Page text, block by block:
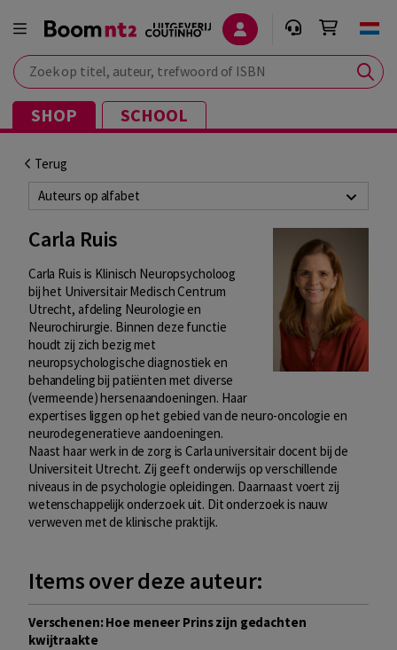
Zoek op titel, auteur, trefwoord of ISBN
SHOP SCHOOL
Terug
Auteurs op alfabet
Carla Ruis
Carla Ruis is Klinisch Neuropsycholoog
bij het Universitair Medisch Centrum
Utrecht, afdeling Neurologie en
Neurochirurgie. Binnen deze functie
houdt zij zich bezig met
neuropsychologische diagnostiek en
behandeling bij patiënten met diverse
(vermeende) hersenaandoeningen. Haar
expertises liggen op het gebied van de neuro-oncologie en
neurodegeneratieve aandoeningen.
Naast haar werk in de zorg is Carla universitair docent bij de
Universiteit Utrecht. Zij geeft onderwijs op verschillende
niveaus in de psychologie opleidingen. Daarnaast voert zij
wetenschappelijk onderzoek uit. Dit onderzoek is nauw
verweven met de klinische praktijk.
Items over deze auteur:
Verschenen: Hoe meneer Prins zijn gedachten
kwijtraakte